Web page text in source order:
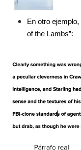
En otro
of the Lambs”: